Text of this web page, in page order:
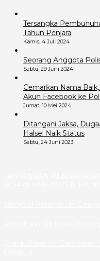
Tersangka
Tahun Penjara
Kamis, 4 Juli 2024
Seorang Anggota
Sabtu, 29 Juni 2024
Cemarkan Nama
Akun Facebook ke
Jumat, 10 Mei 2024
Ditangani Jaksa,
Halsel Naik Status
Sabtu, 24 Juni 2023